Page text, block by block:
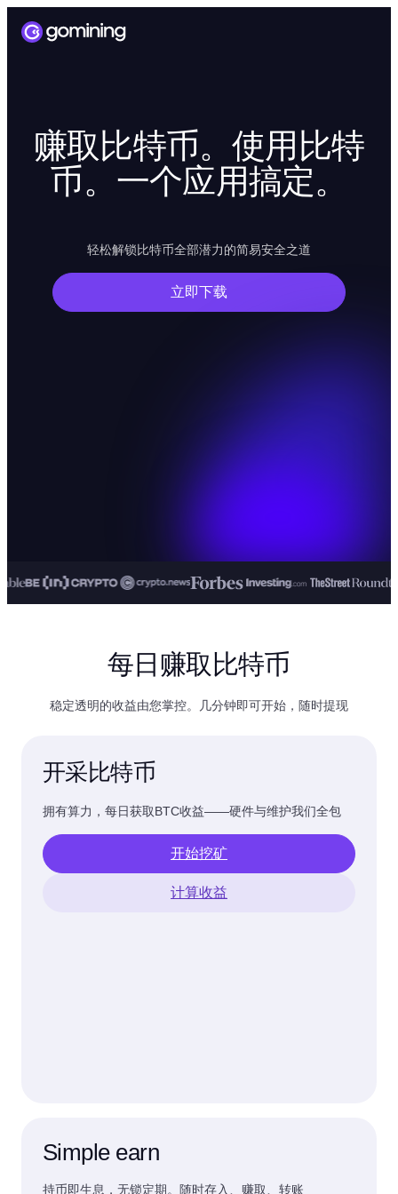
赚取比特币。使用比特
币。一个应用搞定。
轻松解锁比特币全部潜力的简易安全之道
立即下载
每日赚取比特币
稳定透明的收益由您掌控。几分钟即可开始，随时提现
开采比特币
拥有算力，每日获取BTC收益——硬件与维护我们全包
开始挖矿
计算收益
Simple earn
持币即生息，无锁定期。随时存入、赚取、转账